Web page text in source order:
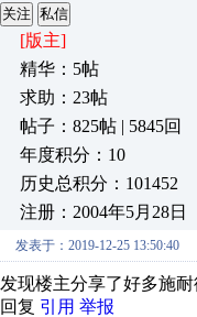
关注 私信
[版主]
精华：5帖
求助：23帖
帖子：825帖 | 5845回
年度积分：10
历史总积分：101452
注册：2004年5月28日
发表于：2019-12-25 13:50:40
发现楼主分享了好多施
回复 引用 举报